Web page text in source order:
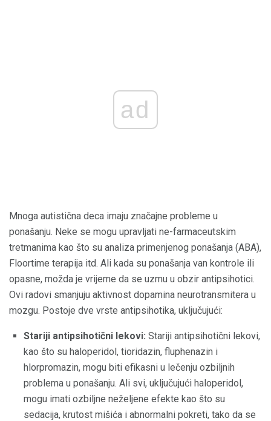
ad
Mnoga autistična deca imaju značajne probleme u
ponašanju. Neke se mogu upravljati ne-farmaceutskim
tretmanima kao što su analiza primenjenog ponašanja (ABA),
Floortime terapija itd. Ali kada su ponašanja van kontrole ili
opasne, možda je vrijeme da se uzmu u obzir antipsihotici.
Ovi radovi smanjuju aktivnost dopamina neurotransmitera u
mozgu. Postoje dve vrste antipsihotika, uključujući:
Stariji antipsihotični lekovi: Stariji antipsihotični lekovi,
kao što su haloperidol, tioridazin, fluphenazin i
hlorpromazin, mogu biti efikasni u lečenju ozbiljnih
problema u ponašanju. Ali svi, uključujući haloperidol,
mogu imati ozbiljne neželjene efekte kao što su
sedacija, krutost mišića i abnormalni pokreti, tako da se